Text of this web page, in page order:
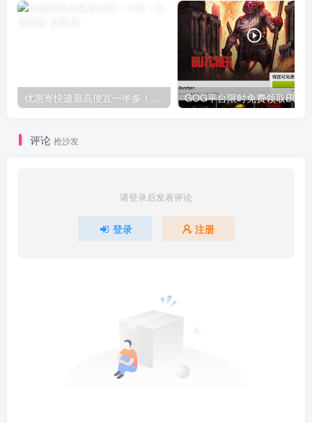
评论 抢沙发
请登录后发表评论
登录 注册